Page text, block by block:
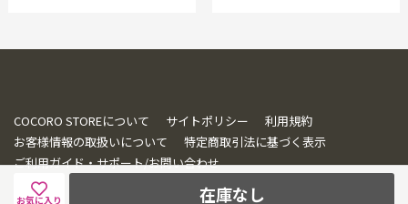
在庫なし
お気に入り
COCORO STOREについて サイトポリシー
利用規約
お客様情報の取扱いについて
特定商取引法に基づく表示
ご利用ガイド・サポート/お問い合わせ